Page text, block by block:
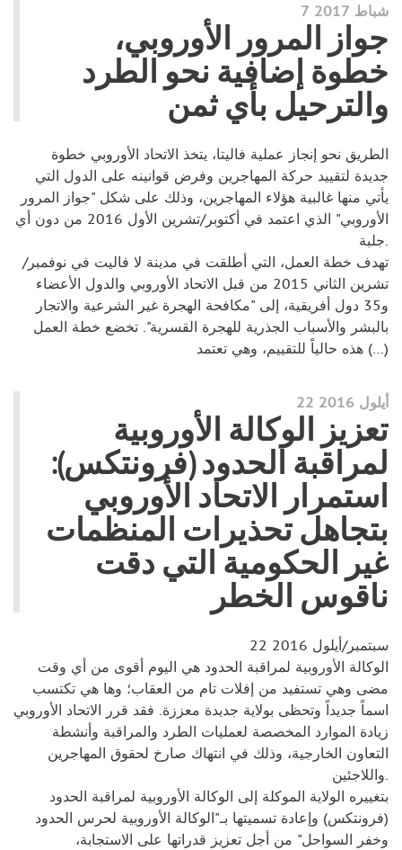
7 شباط 2017
جواز المرور الأوروبي،
خطوة إضافية نحو الطرد
والترحيل بأي ثمن
الطريق نحو إنجاز عملية فاليتا، يتخذ الاتحاد الأوروبي خطوة
جديدة لتقييد حركة المهاجرين وفرض قوانينه على الدول التي
يأتي منها غالبية هؤلاء المهاجرين، وذلك على شكل "جواز المرور
الأوروبي" الذي اعتمد في أكتوبر/تشرين الأول 2016 من دون أي
تهدف خطة العمل، التي أطلقت في مدينة لا فاليت في نوفمبر/
تشرين الثاني 2015 من قبل الاتحاد الأوروبي والدول الأعضاء
و35 دول أفريقية، إلى "مكافحة الهجرة غير الشرعية والاتجار
بالبشر والأسباب الجذرية للهجرة القسرية". تخضع خطة العمل
هذه حالياً للتقييم، وهي تعتمد (…)
22 أيلول 2016
تعزيز الوكالة الأوروبية
لمراقبة الحدود (فرونتكس):
استمرار الاتحاد الأوروبي
بتجاهل تحذيرات المنظمات
غير الحكومية التي دقت
ناقوس الخطر
22 سبتمبر/أيلول 2016
الوكالة الأوروبية لمراقبة الحدود هي اليوم أقوى من أي وقت
مضى وهي تستفيد من إفلات تام من العقاب؛ وها هي تكتسب
اسماً جديداً وتحظى بولاية جديدة معززة. فقد قرر الاتحاد الأوروبي
زيادة الموارد المخصصة لعمليات الطرد والمراقبة وأنشطة
التعاون الخارجية، وذلك في انتهاك صارخ لحقوق المهاجرين
بتغييره الولاية الموكلة إلى الوكالة الأوروبية لمراقبة الحدود
(فرونتكس) وإعادة تسميتها بـ"الوكالة الأوروبية لحرس الحدود
وخفر السواحل" من أجل تعزيز قدراتها على الاستجابة،